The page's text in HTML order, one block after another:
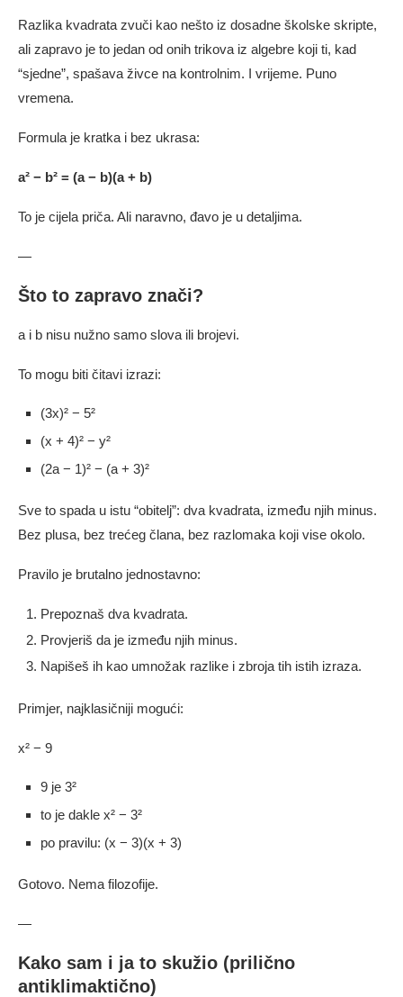
Razlika kvadrata zvuči kao nešto iz dosadne školske skripte,
ali zapravo je to jedan od onih trikova iz algebre koji ti, kad
“sjedne”, spašava živce na kontrolnim. I vrijeme. Puno
vremena.
Formula je kratka i bez ukrasa:
a² − b² = (a − b)(a + b)
To je cijela priča. Ali naravno, đavo je u detaljima.
—
Što to zapravo znači?
a i b nisu nužno samo slova ili brojevi.
To mogu biti čitavi izrazi:
(3x)² − 5²
(x + 4)² − y²
(2a − 1)² − (a + 3)²
Sve to spada u istu “obitelj”: dva kvadrata, između njih minus.
Bez plusa, bez trećeg člana, bez razlomaka koji vise okolo.
Pravilo je brutalno jednostavno:
Prepoznaš dva kvadrata.
Provjeriš da je između njih minus.
Napišeš ih kao umnožak razlike i zbroja tih istih izraza.
Primjer, najklasičniji mogući:
x² − 9
9 je 3²
to je dakle x² − 3²
po pravilu: (x − 3)(x + 3)
Gotovo. Nema filozofije.
—
Kako sam i ja to skužio (prilično
antiklimaktično)